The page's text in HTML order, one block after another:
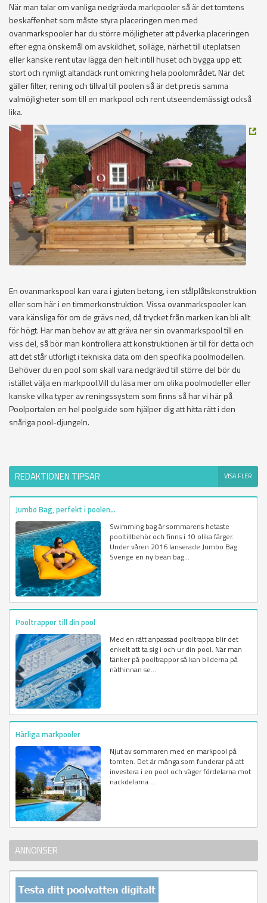
När man talar om vanliga nedgrävda markpooler så är det tomtens
beskaffenhet som måste styra placeringen men med
ovanmarkspooler har du större möjligheter att påverka placeringen
efter egna önskemål om avskildhet, solläge, närhet till uteplatsen
eller kanske rent utav lägga den helt intill huset och bygga upp ett
stort och rymligt altandäck runt omkring hela poolområdet. När det
gäller filter, rening och tillval till poolen så är det precis samma
valmöjligheter som till en markpool och rent utseendemässigt också
lika.
En ovanmarkspool kan vara i gjuten betong, i en stålplåtskonstruktion
eller som här i en timmerkonstruktion. Vissa ovanmarkspooler kan
vara känsliga för om de grävs ned, då trycket från marken kan bli allt
för högt. Har man behov av att gräva ner sin ovanmarkspool till en
viss del, så bör man kontrollera att konstruktionen är till för detta och
att det står utförligt i tekniska data om den specifika poolmodellen.
Behöver du en pool som skall vara nedgrävd till större del bör du
istället välja en markpool.Vill du läsa mer om olika poolmodeller eller
kanske vilka typer av reningssystem som finns så har vi här på
Poolportalen en hel poolguide som hjälper dig att hitta rätt i den
snåriga pool-djungeln.
REDAKTIONEN TIPSAR VISA FLER
Jumbo Bag, perfekt i poolen...
Swimming bag är sommarens hetaste
pooltillbehör och finns i 10 olika färger.
Under våren 2016 lanserade Jumbo Bag
Sverige en ny bean bag...
Pooltrappor till din pool
Med en rätt anpassad pooltrappa blir det
enkelt att ta sig i och ur din pool. När man
tänker på pooltrappor så kan bilderna på
näthinnan se...
Härliga markpooler
Njut av sommaren med en markpool på
tomten. Det är många som funderar på att
investera i en pool och väger fördelarna mot
nackdelarna....
ANNONSER